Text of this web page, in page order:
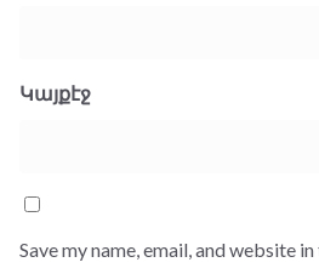
Կայքէջ
Save my name, email, and website